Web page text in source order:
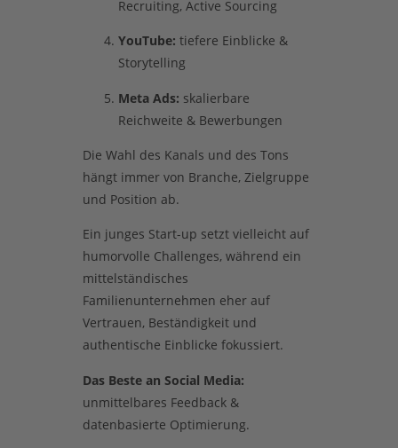
Recruiting, Active Sourcing
YouTube: tiefere Einblicke &
Storytelling
Meta Ads: skalierbare
Reichweite & Bewerbungen
Die Wahl des Kanals und des Tons
hängt immer von Branche, Zielgruppe
und Position ab.
Ein junges Start-up setzt vielleicht auf
humorvolle Challenges, während ein
mittelständisches
Familienunternehmen eher auf
Vertrauen, Beständigkeit und
authentische Einblicke fokussiert.
Das Beste an Social Media:
unmittelbares Feedback &
datenbasierte Optimierung.